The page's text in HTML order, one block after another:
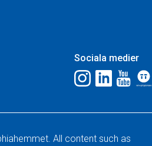
Sociala medier
All content such as